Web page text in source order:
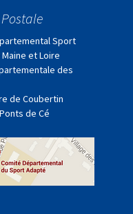
Sport
et Loire
des
de Coubertin
de Cé